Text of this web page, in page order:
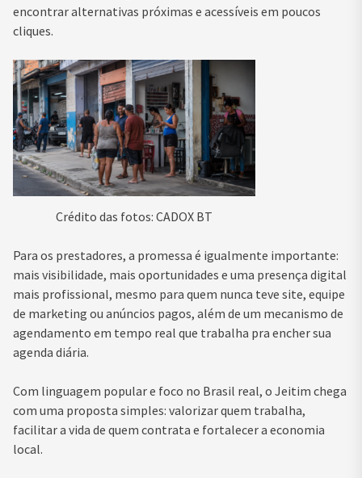
encontrar alternativas próximas e acessíveis em poucos
cliques.
Crédito das fotos: CADOX BT
Para os prestadores, a promessa é igualmente importante:
mais visibilidade, mais oportunidades e uma presença digital
mais profissional, mesmo para quem nunca teve site, equipe
de marketing ou anúncios pagos, além de um mecanismo de
agendamento em tempo real que trabalha pra encher sua
agenda diária.
Com linguagem popular e foco no Brasil real, o Jeitim chega
com uma proposta simples: valorizar quem trabalha,
facilitar a vida de quem contrata e fortalecer a economia
local.